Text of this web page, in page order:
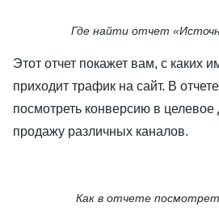
Где найти отчет
Этот отчет покажет вам, с каких
приходит трафик на сайт. В
посмотреть конверсию в целевое
продажу различных каналов.
Как в отчете